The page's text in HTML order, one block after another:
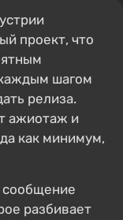
проект, что
шагом
релиза.
ажиотаж и
как минимум,
разбивает